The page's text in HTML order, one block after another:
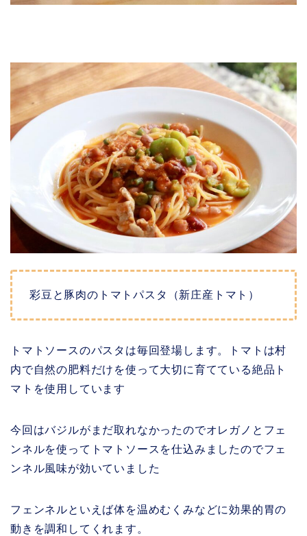
彩豆と豚肉のトマトパスタ（新庄産トマト）
トマトソースのパスタは毎回登場します。トマトは村
内で自然の肥料だけを使って大切に育てている絶品ト
マトを使用しています
今回はバジルがまだ取れなかったのでオレガノとフェ
ンネルを使ってトマトソースを仕込みましたのでフェ
ンネル風味が効いていました
フェンネルといえば体を温めむくみなどに効果的胃の
動きを調和してくれます。